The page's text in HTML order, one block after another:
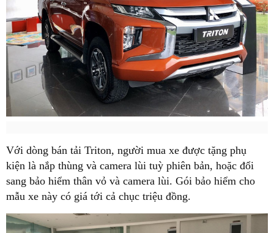
Với dòng bán tải Triton, người mua xe được tặng phụ
kiện là nắp thùng và camera lùi tuỳ phiên bản, hoặc đổi
sang bảo hiểm thân vỏ và camera lùi. Gói bảo hiểm cho
mẫu xe này có giá tới cả chục triệu đồng.